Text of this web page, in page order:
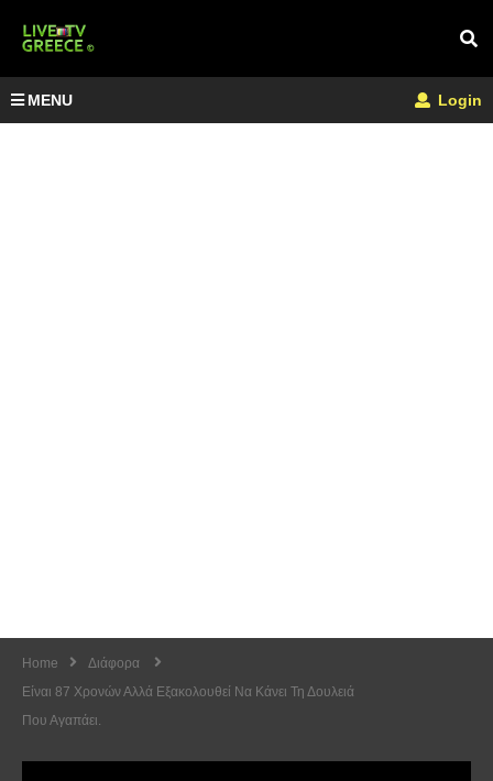
MENU Login
Home
Διάφορα
Είναι 87 Χρονών Αλλά Εξακολουθεί Να Κάνει Τη Δουλειά
Που Αγαπάει.